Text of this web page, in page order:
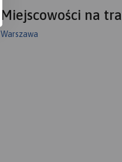
Miejscowości na
Warszawa